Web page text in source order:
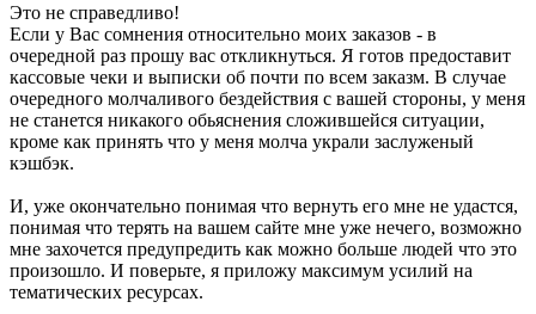
Это не справедливо!
Если у Вас сомнения относительно моих заказов - в
очередной раз прошу вас откликнуться. Я готов предоставит
кассовые чеки и выписки об почти по всем заказм. В случае
очередного молчаливого бездействия с вашей стороны, у меня
не станется никакого обьяснения сложившейся ситуации,
кроме как принять что у меня молча украли заслуженый
кэшбэк.
И, уже окончательно понимая что вернуть его мне не удастся,
понимая что терять на вашем сайте мне уже нечего, возможно
мне захочется предупредить как можно больше людей что это
произошло. И поверьте, я приложу максимум усилий на
тематических ресурсах.